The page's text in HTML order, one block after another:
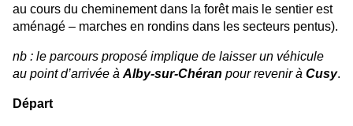
au cours du cheminement dans la forêt mais le sentier est
aménagé – marches en rondins dans les secteurs pentus).
nb : le parcours proposé implique de laisser un véhicule
au point d’arrivée à Alby-sur-Chéran pour revenir à Cusy.
Départ